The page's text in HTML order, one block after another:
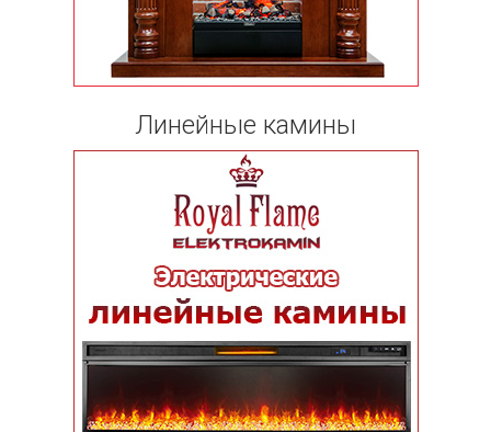
Линейные камины